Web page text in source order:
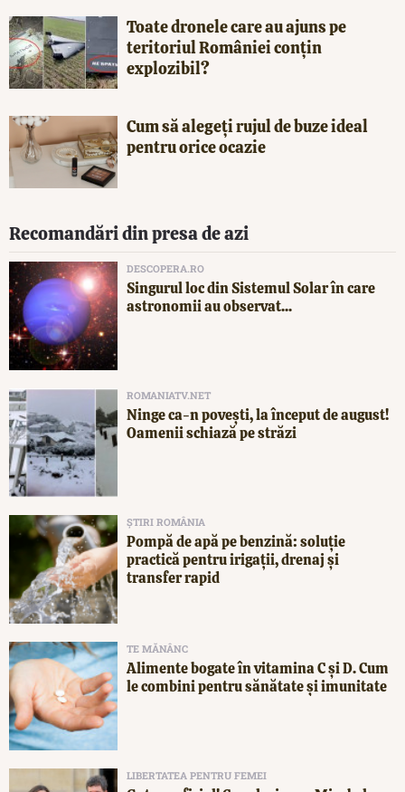
Toate dronele care au ajuns pe
teritoriul României conțin
explozibil?
Cum să alegeți rujul de buze ideal
pentru orice ocazie
Recomandări din presa de azi
DESCOPERA.RO
Singurul loc din Sistemul Solar în care
astronomii au observat...
ROMANIATV.NET
Ninge ca-n povești, la început de august!
Oamenii schiază pe străzi
ȘTIRI ROMÂNIA
Pompă de apă pe benzină: soluție
practică pentru irigații, drenaj și
transfer rapid
TE MĂNÂNC
Alimente bogate în vitamina C și D. Cum
le combini pentru sănătate și imunitate
LIBERTATEA PENTRU FEMEI